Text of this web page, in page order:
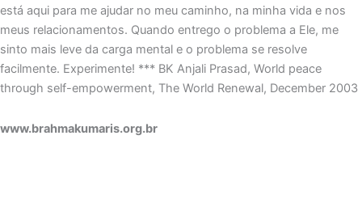
está aqui para me ajudar no meu caminho, na minha vida e nos
meus relacionamentos. Quando entrego o problema a Ele, me
sinto mais leve da carga mental e o problema se resolve
facilmente. Experimente! *** BK Anjali Prasad, World peace
through self-empowerment, The World Renewal, December 2003
www.brahmakumaris.org.br